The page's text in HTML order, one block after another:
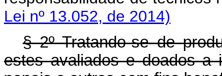
Lei nº 13.052, de 2014)
§ 2º Tratando-se de
estes avaliados e doados a